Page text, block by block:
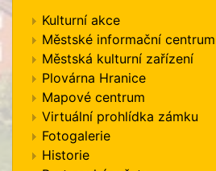
Kulturní akce
Městské informační centrum
Městská kulturní zařízení
Plovárna Hranice
Mapové centrum
Virtuální prohlídka zámku
Fotogalerie
Historie